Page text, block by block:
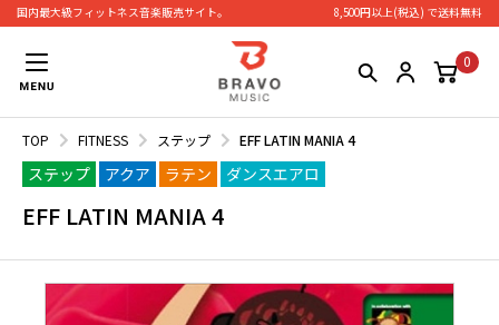
国内最大級フィットネス⾳楽販売サイト。 8,500円以上(税込) で送料無料
0
TOP FITNESS ステップ EFF LATIN MANIA 4
ステップ アクア ラテン ダンスエアロ
EFF LATIN MANIA 4